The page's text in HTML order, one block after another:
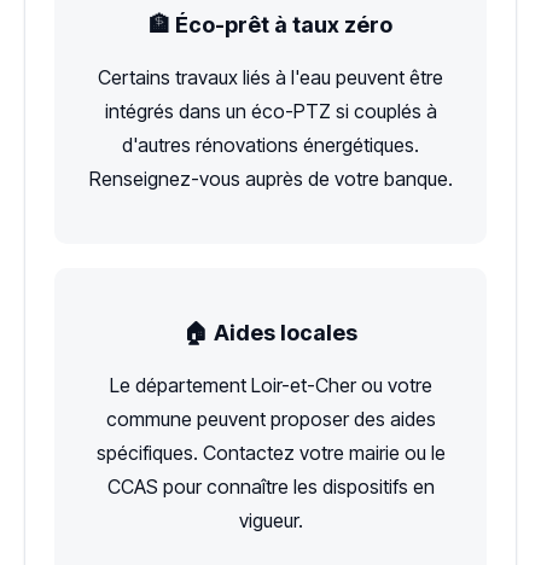
🏦 Éco-prêt à taux zéro
Certains travaux liés à l'eau peuvent être
intégrés dans un éco-PTZ si couplés à
d'autres rénovations énergétiques.
Renseignez-vous auprès de votre banque.
🏠 Aides locales
Le département Loir-et-Cher ou votre
commune peuvent proposer des aides
spécifiques. Contactez votre mairie ou le
CCAS pour connaître les dispositifs en
vigueur.